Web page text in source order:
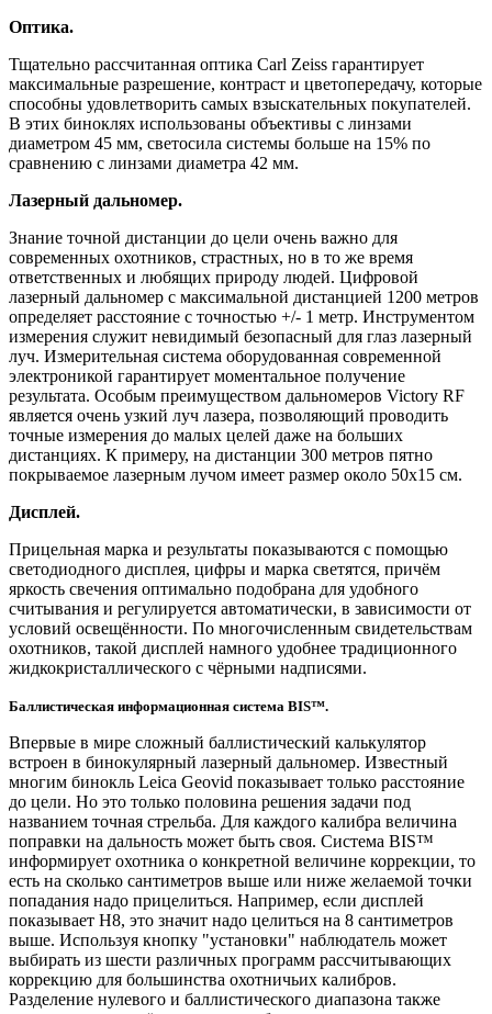
Оптика.
Тщательно рассчитанная оптика Carl Zeiss гарантирует
максимальные разрешение, контраст и цветопередачу, которые
способны удовлетворить самых взыскательных покупателей.
В этих биноклях использованы объективы с линзами
диаметром 45 мм, светосила системы больше на 15% по
сравнению с линзами диаметра 42 мм.
Лазерный дальномер.
Знание точной дистанции до цели очень важно для
современных охотников, страстных, но в то же время
ответственных и любящих природу людей. Цифровой
лазерный дальномер с максимальной дистанцией 1200 метров
определяет расстояние с точностью +/- 1 метр. Инструментом
измерения служит невидимый безопасный для глаз лазерный
луч. Измерительная система оборудованная современной
электроникой гарантирует моментальное получение
результата. Особым преимуществом дальномеров Victory RF
является очень узкий луч лазера, позволяющий проводить
точные измерения до малых целей даже на больших
дистанциях. К примеру, на дистанции 300 метров пятно
покрываемое лазерным лучом имеет размер около 50х15 см.
Дисплей.
Прицельная марка и результаты показываются с помощью
светодиодного дисплея, цифры и марка светятся, причём
яркость свечения оптимально подобрана для удобного
считывания и регулируется автоматически, в зависимости от
условий освещённости. По многочисленным свидетельствам
охотников, такой дисплей намного удобнее традиционного
жидкокристаллического с чёрными надписями.
Баллистическая информационная система BIS™.
Впервые в мире сложный баллистический калькулятор
встроен в бинокулярный лазерный дальномер. Известный
многим бинокль Leica Geovid показывает только расстояние
до цели. Но это только половина решения задачи под
названием точная стрельба. Для каждого калибра величина
поправки на дальность может быть своя. Система BIS™
информирует охотника о конкретной величине коррекции, то
есть на сколько сантиметров выше или ниже желаемой точки
попадания надо прицелиться. Например, если дисплей
показывает Н8, это значит надо целиться на 8 сантиметров
выше. Используя кнопку "установки" наблюдатель может
выбирать из шести различных программ рассчитывающих
коррекцию для большинства охотничьих калибров.
Разделение нулевого и баллистического диапазона также